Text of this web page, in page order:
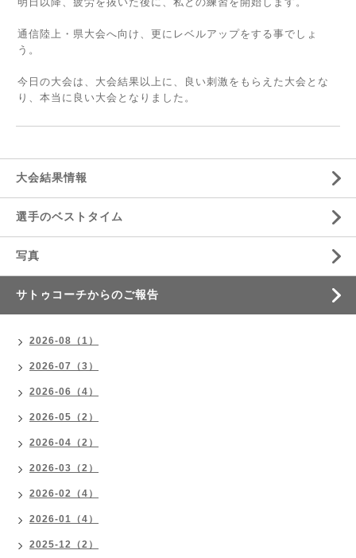
通信陸上・県大会へ向け、更にレベルアップをする事でしょ
う。
今日の大会は、大会結果以上に、良い刺激をもらえた大会とな
り、本当に良い大会となりました。
大会結果情報
選手のベストタイム
写真
サトゥコーチからのご報告
2026-08（1）
2026-07（3）
2026-06（4）
2026-05（2）
2026-04（2）
2026-03（2）
2026-02（4）
2026-01（4）
2025-12（2）